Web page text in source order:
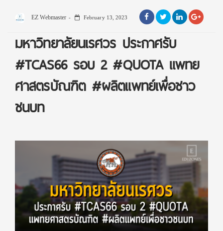
EZ Webmaster February 13, 2023
มหาวิทยาลัยนเรศวร ประกาศรับ
#TCAS66 รอบ 2 #QUOTA แพทย
ศาสตรบัณฑิต #ผลิตแพทย์เพื่อชาว
ชนบท